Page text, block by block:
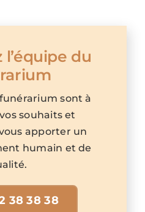
du
sont à
souhaits et
apporter un
humain et de
38 38 38